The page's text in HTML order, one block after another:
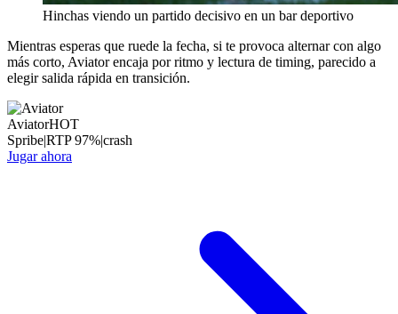
Hinchas viendo un partido decisivo en un bar deportivo
Mientras esperas que ruede la fecha, si te provoca alternar con algo
más corto, Aviator encaja por ritmo y lectura de timing, parecido a
elegir salida rápida en transición.
AviatorHOT
Spribe|RTP97%|crash
Jugar ahora